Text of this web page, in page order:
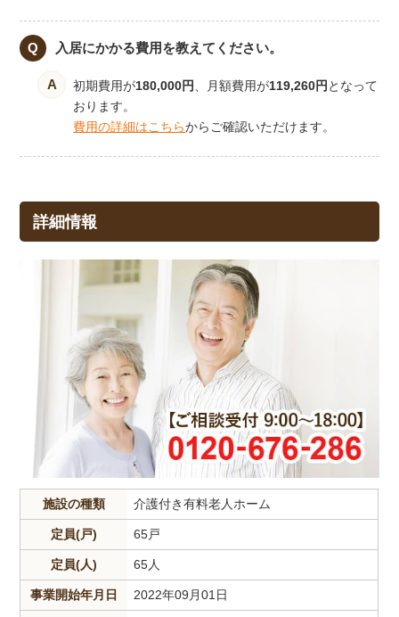
入居にかかる費用を教えてください。
初期費用が180,000円、月額費用が119,260円 となって
おります。
費用の詳細はこちらからご確認いただけます。
詳細情報
施設の種類 介護付き有料老人ホーム
定員(戸) 65戸
定員(人) 65人
事業開始年月日 2022年09月01日